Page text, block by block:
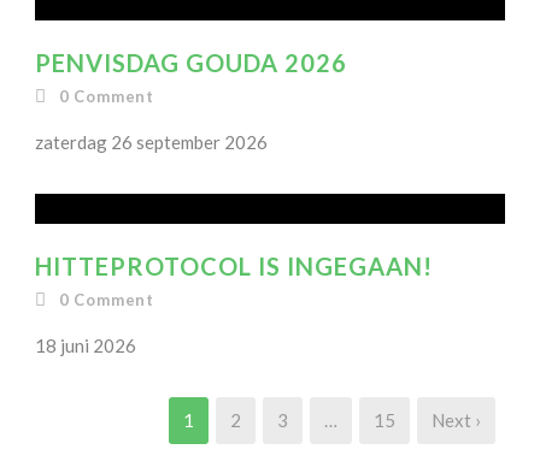
PENVISDAG GOUDA 2026
0 Comment
zaterdag 26 september 2026
HITTEPROTOCOL IS INGEGAAN!
0 Comment
18 juni 2026
1 2 3 … 15 Next ›